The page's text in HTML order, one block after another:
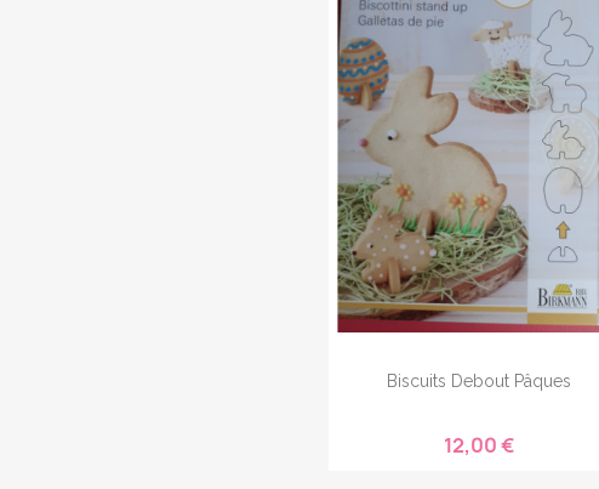
Biscuits Debout Pâques
12,00 €